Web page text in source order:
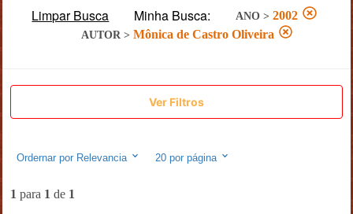
Limpar Busca Minha Busca: ANO > 2002
AUTOR> Mônica de Castro Oliveira
Ver Filtros
Ordernar por Relevancia 20por página
1 para 1 de 1